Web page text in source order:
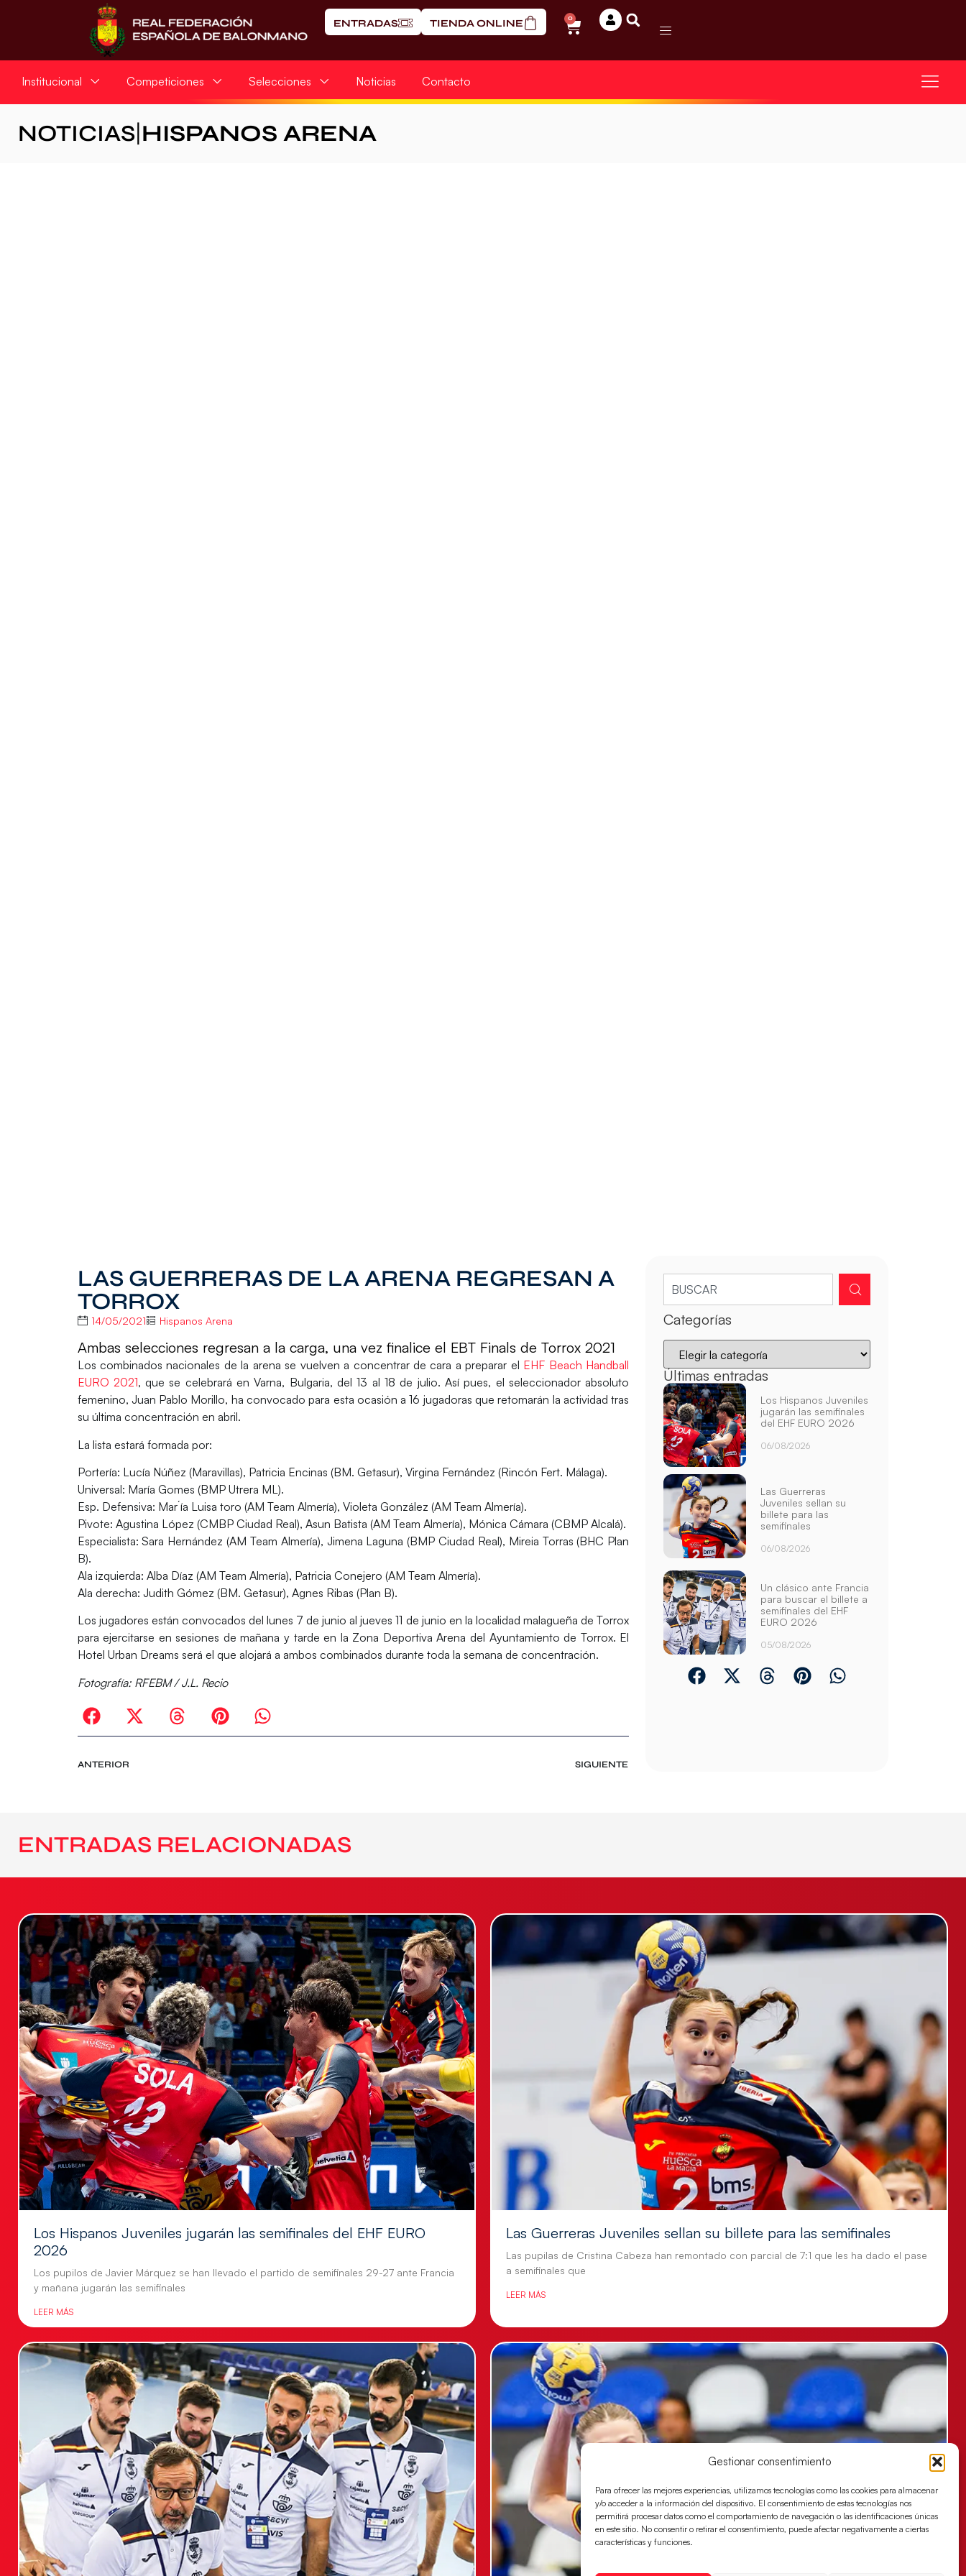
Gestionar consentimiento
Para ofrecer las mejores experiencias, utilizamos tecnologías como las cookies para almacenar
y/o acceder a la información del dispositivo. El consentimiento de estas tecnologías nos
permitirá procesar datos como el comportamiento de navegación o las identificaciones únicas
en este sitio. No consentir o retirar el consentimiento, puede afectar negativamente a ciertas
características y funciones.
ENTRADAS TIENDA ONLINE 0
Institucional Competiciones Selecciones Noticias Contacto
NOTICIAS HISPANOS ARENA
LAS GUERRERAS DE LA ARENA REGRESAN A
TORROX
14/05/2021 Hispanos Arena
Ambas selecciones regresan a la carga, una vez finalice el EBT Finals de Torrox 2021
Los combinados nacionales de la arena se vuelven a concentrar de cara a preparar el EHF Beach Handball
EURO 2021, que se celebrará en Varna, Bulgaria, del 13 al 18 de julio. Así pues, el seleccionador absoluto
femenino, Juan Pablo Morillo, ha convocado para esta ocasión a 16 jugadoras que retomarán la actividad tras
su última concentración en abril.
La lista estará formada por:
Portería: Lucía Núñez (Maravillas), Patricia Encinas (BM. Getasur), Virgina Fernández (Rincón Fert. Málaga).
Universal: María Gomes (BMP Utrera ML).
Esp. Defensiva: Mar´ía Luisa toro (AM Team Almería), Violeta González (AM Team Almería).
Pivote: Agustina López (CMBP Ciudad Real), Asun Batista (AM Team Almería​), Mónica Cámara (CBMP Alcalá).
Especialista:Sara Hernández (AM Team Almería), Jimena Laguna (BMP Ciudad Real), Mireia Torras (BHC Plan
B).
Ala izquierda: Alba Díaz (AM Team Almería​), Patricia Conejero (AM Team Almería​).
Ala derecha: Judith Gómez (BM. Getasur), Agnes Ribas (Plan B).
Los jugadores están convocados del lunes 7 de junio al jueves 11 de junio en la localidad malagueña de Torrox
para ejercitarse en sesiones de mañana y tarde en la Zona Deportiva Arena del Ayuntamiento de Torrox. El
Hotel Urban Dreams será el que alojará a ambos combinados durante toda la semana de concentración.
Fotografía: RFEBM / J.L. Recio
ANTERIOR SIGUIENTE
Categorías
Últimas entradas
Los Hispanos Juveniles
jugarán las semifinales
del EHF EURO 2026
06/08/2026
Las Guerreras
Juveniles sellan su
billete para las
semifinales
06/08/2026
Un clásico ante Francia
para buscar el billete a
semifinales del EHF
EURO 2026
05/08/2026
ENTRADAS RELACIONADAS
Los Hispanos Juveniles jugarán las semifinales del EHF EURO
2026
Los pupilos de Javier Márquez se han llevado el partido de semifinales 29-27 ante Francia
y mañana jugarán las semifinales
LEER MÁS
Las Guerreras Juveniles sellan su billete para las semifinales
Las pupilas de Cristina Cabeza han remontado con parcial de 7:1 que les ha dado el pase
a semifinales que
LEER MÁS